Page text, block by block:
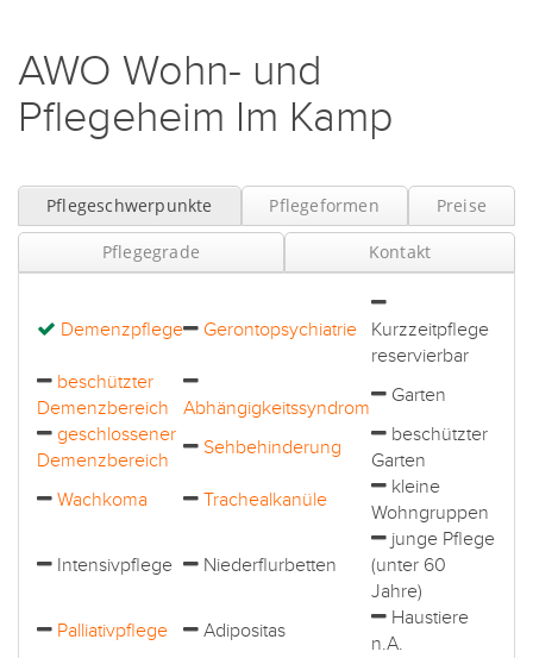
AWO Wohn- und
Pflegeheim Im Kamp
Pflegeschwerpunkte Pflegeformen Preise
Pflegegrade Kontakt
Demenzpflege Gerontopsychiatrie
Kurzzeitpflege
reservierbar
beschützter
Demenzbereich
Abhängigkeitssyndrom
Garten
geschlossener
Demenzbereich
Sehbehinderung
beschützter
Garten
Wachkoma
Trachealkanüle
kleine
Wohngruppen
Intensivpflege Niederflurbetten
junge Pflege
(unter 60
Jahre)
Palliativpflege
Adipositas
Haustiere
n.A.